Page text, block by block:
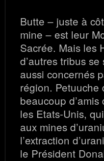
Butte – juste à
mine – est leur
Sacrée. Mais les
d’autres tribus
aussi concernés
région. Petuuche
beaucoup
les Etats-Unis,
aux mines
l’extraction
le Président